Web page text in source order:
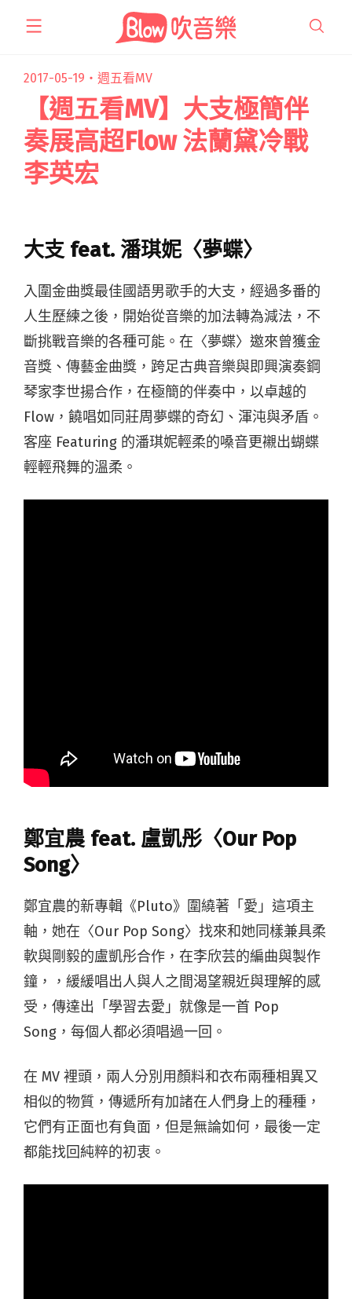
2017-05-19・ 週五看MV
【週五看MV】大支極簡伴
奏展高超Flow 法蘭黛冷戰
李英宏
大支 feat. 潘琪妮〈夢蝶〉
入圍金曲獎最佳國語男歌手的大支，經過多番的
人生歷練之後，開始從音樂的加法轉為減法，不
斷挑戰音樂的各種可能。在〈夢蝶〉邀來曾獲金
音獎、傳藝金曲獎，跨足古典音樂與即興演奏鋼
琴家李世揚合作，在極簡的伴奏中，以卓越的
Flow，饒唱如同莊周夢蝶的奇幻、渾沌與矛盾。
客座 Featuring 的潘琪妮輕柔的嗓音更襯出蝴蝶
輕輕飛舞的溫柔。
鄭宜農 feat. 盧凱彤〈Our Pop
Song〉
鄭宜農的新專輯《Pluto》圍繞著「愛」這項主
軸，她在〈Our Pop Song〉找來和她同樣兼具柔
軟與剛毅的盧凱彤合作，在李欣芸的編曲與製作
鐘，，緩緩唱出人與人之間渴望親近與理解的感
受，傳達出「學習去愛」就像是一首 Pop
Song，每個人都必須唱過一回。
在 MV 裡頭，兩人分別用顏料和衣布兩種相異又
相似的物質，傳遞所有加諸在人們身上的種種，
它們有正面也有負面，但是無論如何，最後一定
都能找回純粹的初衷。